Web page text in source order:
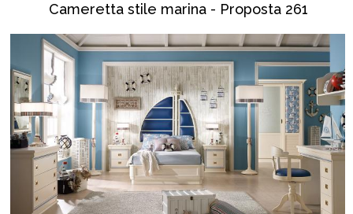
Cameretta stile marina - Proposta 261